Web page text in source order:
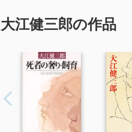
大江健三郎の作品